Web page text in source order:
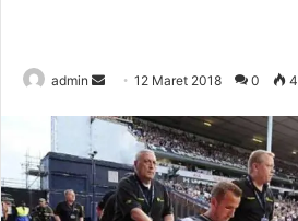
admin
d
a
n
12 Maret 2018 0 4